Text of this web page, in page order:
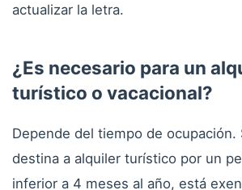
actualizar la letra.
¿Es necesario para un
turístico o vacacional?
Depende del tiempo de ocupación.
destina a alquiler turístico por un
inferior a 4 meses al año, está